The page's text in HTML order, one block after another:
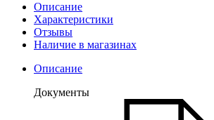
Описание
Характеристики
Отзывы
Наличие в магазинах
Описание
Документы